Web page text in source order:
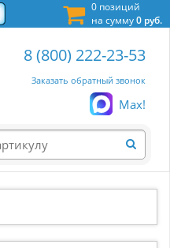
0 позиций
на сумму0 руб.
8 (800) 222-23-53
Заказать обратный звонок
Max!